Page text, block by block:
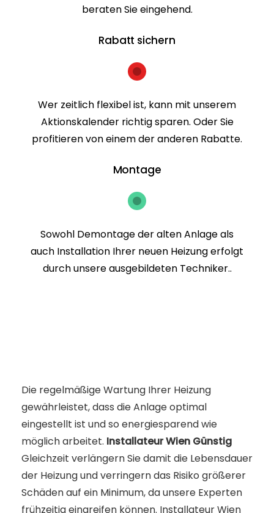
beraten Sie eingehend.
Rabatt sichern
Wer zeitlich flexibel ist, kann mit unserem
Aktionskalender richtig sparen. Oder Sie
profitieren von einem der anderen Rabatte.
Montage
Sowohl Demontage der alten Anlage als
auch Installation Ihrer neuen Heizung erfolgt
durch unsere ausgebildeten Techniker..
Die regelmäßige Wartung Ihrer Heizung
gewährleistet, dass die Anlage optimal
eingestellt ist und so energiesparend wie
möglich arbeitet. Installateur Wien Günstig
Gleichzeit verlängern Sie damit die Lebensdauer
der Heizung und verringern das Risiko größerer
Schäden auf ein Minimum, da unsere Experten
frühzeitig eingreifen können. Installateur Wien